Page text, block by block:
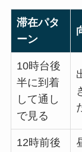
滞在パタ
ーン
10時台後
半に到着
して通し
で見る
12時前後